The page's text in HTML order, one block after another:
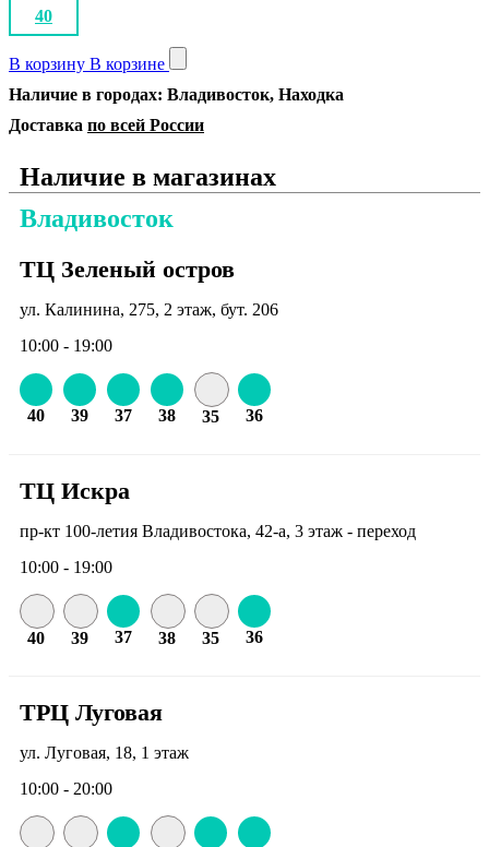
40
В корзину В корзине
Наличие в городах: Владивосток, Находка
Доставка по всей России
Наличие в магазинах
Владивосток
ТЦ Зеленый остров
ул. Калинина, 275, 2 этаж, бут. 206
10:00 - 19:00
40 39 37 38 35 36
ТЦ Искра
пр-кт 100-летия Владивостока, 42-а, 3 этаж - переход
10:00 - 19:00
40 39 37 38 35 36
ТРЦ Луговая
ул. Луговая, 18, 1 этаж
10:00 - 20:00